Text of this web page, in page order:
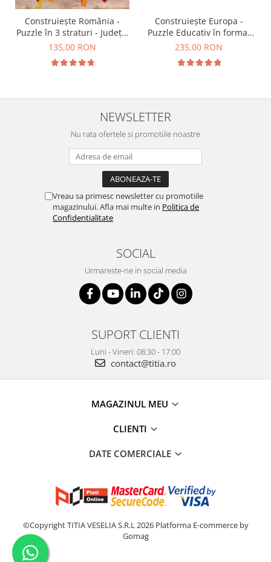
Construiește România -
Puzzle în 3 straturi - Județe,
Regiuni, Relief
135,00 RON
Construiește Europa -
Puzzle Educativ în format
mare - Țări, Relief, Steaguri
235,00 RON
NEWSLETTER
Nu rata ofertele si promotiile noastre
Vreau sa primesc newsletter cu promotiile
magazinului. Afla mai multe in Politica de
Confidentialitate
SOCIAL
Urmareste-ne in social media
SUPORT CLIENTI
Luni - Vineri: 08:30 - 17:00
contact@titia.ro
MAGAZINUL MEU
CLIENTI
DATE COMERCIALE
©Copyright TITIA VESELIA S.R.L 2026 Platforma E-commerce by
Gomag